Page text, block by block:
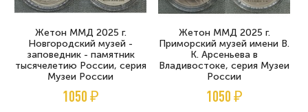
Жетон ММД 2025 г.
Новгородский музей -
заповедник - памятник
тысячелетию России, серия
Музеи России
1050 ₽
Жетон ММД 2025 г.
Приморский музей имени В.
К. Арсеньева в
Владивостоке, серия Музеи
России
1050 ₽